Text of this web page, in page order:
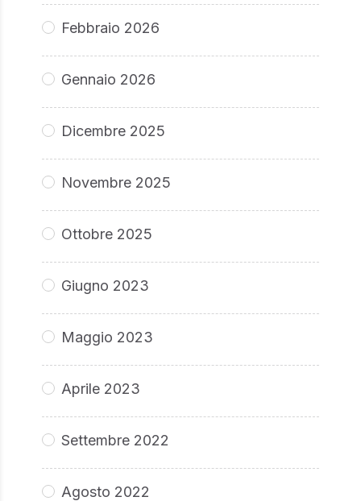
Febbraio 2026
Gennaio 2026
Dicembre 2025
Novembre 2025
Ottobre 2025
Giugno 2023
Maggio 2023
Aprile 2023
Settembre 2022
Agosto 2022